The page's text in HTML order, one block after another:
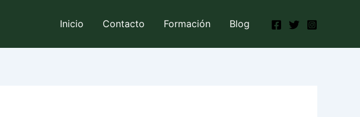
Inicio Contacto Formación Blog